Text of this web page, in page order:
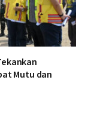
Mutu dan